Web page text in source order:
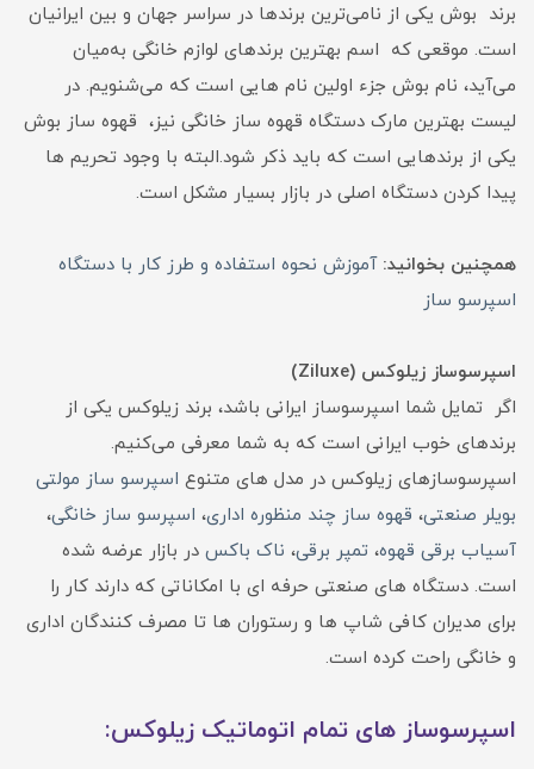
برند بوش یکی از نامی‌ترین برندها در سراسر جهان و بین ایرانیان
است. موقعی که اسم بهترین برندهای لوازم خانگی به‌میان
می‌آید، نام بوش جزء اولین نام هایی است که می‌شنویم. در
لیست بهترین مارک دستگاه قهوه ساز خانگی نیز، قهوه ساز بوش
یکی از برندهایی است که باید ذکر شود.البته با وجود تحریم ها
پیدا کردن دستگاه اصلی در بازار بسیار مشکل است.
همچنین بخوانید:آموزش نحوه استفاده و طرز کار با دستگاه
اسپرسو ساز
اسپرسوساز زیلوکس (Ziluxe)
اگر تمایل شما اسپرسوساز ایرانی باشد، برند زیلوکس یکی از
برندهای خوب ایرانی است که به شما معرفی می‌کنیم.
اسپرسوسازهای زیلوکس در مدل های متنوع اسپرسو ساز مولتی
بویلر صنعتی، قهوه ساز چند منظوره اداری، اسپرسو ساز خانگی،
آسیاب برقی قهوه، تمپر برقی، ناک باکس در بازار عرضه شده
است. دستگاه های صنعتی حرفه ای با امکاناتی که دارند کار را
برای مدیران کافی شاپ ها و رستوران ها تا مصرف کنندگان اداری
و خانگی راحت کرده است.
اسپرسوساز های تمام اتوماتیک زیلوکس: